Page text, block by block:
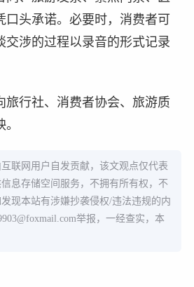
口头承诺。必要时，消费者可
交涉的过程以录音的形式记录
旅行社、消费者协会、旅游质
联网用户自发贡献，该文观点仅代表
息存储空间服务，不拥有所有权，不
现本站有涉嫌抄袭侵权/违法违规的内
举报，一经查实，本